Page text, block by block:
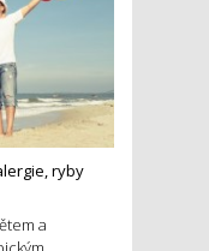
ryby
a